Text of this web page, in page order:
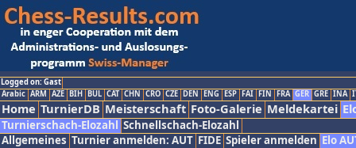
Logged on: Gast
Arabic ARM AZE BIH BUL CAT CHN CRO CZE DEN ENG ESP FAI FIN FRA GER GRE INA
Home TurnierDB Meisterschaft Foto-Galerie Meldekartei
Turnierschach-Elozahl Schnellschach-Elozahl
Allgemeines Turnier anmelden: AUT FIDE Spieler anmelden Elo